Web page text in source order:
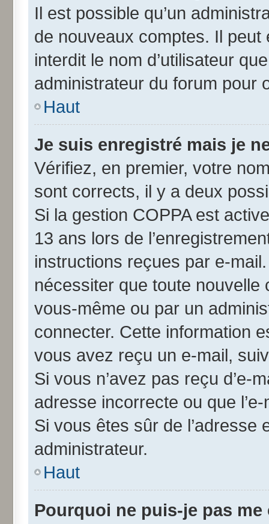
Il est possible qu’un
de nouveaux comptes. Il
interdit le nom d’utilisateur
administrateur du forum pour
Haut
Je suis enregistré mais je
Vérifiez, en premier, votre
sont corrects, il y a deux
Si la gestion COPPA est
13 ans lors de
instructions reçues par e-
nécessiter que toute
vous-même ou par un
connecter. Cette information
vous avez reçu un e-mail,
Si vous n’avez pas reçu d’e-
adresse incorrecte ou que
Si vous êtes sûr de l’adresse
administrateur.
Haut
Pourquoi ne puis-je pas